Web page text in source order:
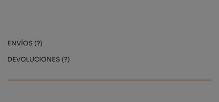
ENVÍOS (?)
DEVOLUCIONES (?)